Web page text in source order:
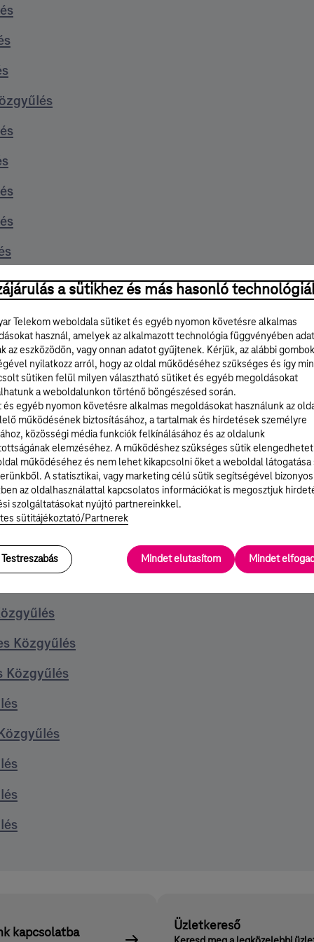
Közgyűlés
Közgyűlés
Közgyűlés
Közgyűlés
kapcsolatba Üzletkereső
a sütikhez és más hasonló
Telekom weboldala sütiket és egyéb nyomon követésre alkalmas
használ, amelyek az alkalmazott technológia függvényében
az eszközödön, vagy onnan adatot gyűjtenek. Kérjük, az alábbi
nyilatkozz arról, hogy az oldal működéséhez szükséges és így
sütiken felül milyen választható sütiket és egyéb megoldásokat
a weboldalunkon történő böngészésed során.
és egyéb nyomon követésre alkalmas megoldásokat használunk az
működésének biztosításához, a tartalmak és hirdetések személyre
közösségi média funkciók felkínálásához és az oldalunk
elemzéséhez. A működéshez szükséges sütik
működéséhez és nem lehet kikapcsolni őket a weboldal látogatása
A statisztikai, vagy marketing célú sütik segítségével bizonyos
az oldalhasználattal kapcsolatos információkat is megosztjuk
szolgáltatásokat nyújtó partnereinkkel.
sütitájékoztató/Partnerek
Testreszabás Mindet elutasítom Mindet